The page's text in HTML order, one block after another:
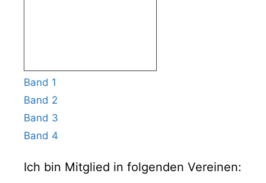
Band 1
Band 2
Band 3
Band 4
Ich bin Mitglied in folgenden Vereinen: